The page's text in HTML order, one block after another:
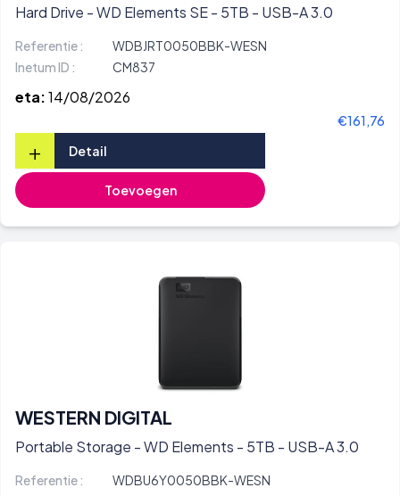
Hard Drive - WD Elements SE - 5TB - USB-A 3.0
Referentie :
WDBJRT0050BBK-WESN
Inetum ID :
CM837
eta:14/08/2026
€161,76
+ Detail
Toevoegen
WESTERN DIGITAL
Portable Storage - WD Elements - 5TB - USB-A 3.0
Referentie :
WDBU6Y0050BBK-WESN